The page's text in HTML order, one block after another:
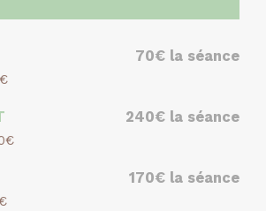
70€ la séance
240€ la séance
170€ la séance